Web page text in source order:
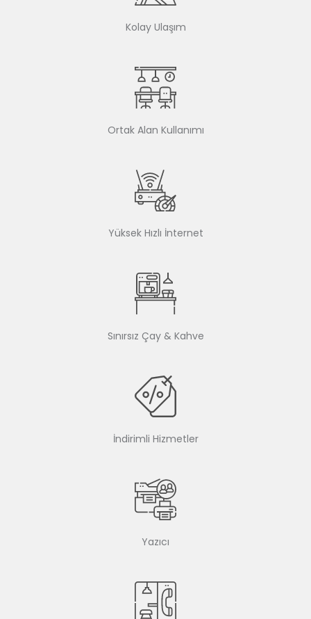
Kolay Ulaşım
Ortak Alan Kullanımı
Yüksek Hızlı İnternet
Sınırsız Çay & Kahve
İndirimli Hizmetler
Yazıcı